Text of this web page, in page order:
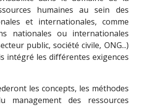
humaines au sein des
et internationales, comme
nationales ou internationales
public, société civile, ONG...)
intégré les différentes exigences
les concepts, les méthodes
des ressources